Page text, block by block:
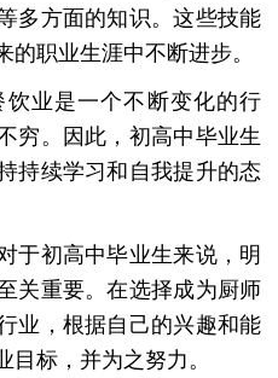
多方面的知识。这些技能
职业生涯中不断进步。
业是一个不断变化的行
穷。因此，初高中毕业生
持续学习和自我提升的态
于初高中毕业生来说，明
关重要。在选择成为厨师
业，根据自己的兴趣和能
目标，并为之努力。